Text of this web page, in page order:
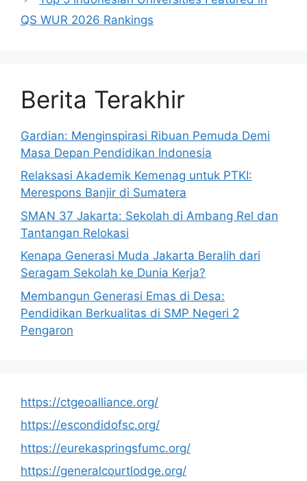
QS WUR 2026 Rankings
Berita Terakhir
Gardian: Menginspirasi Ribuan Pemuda Demi
Masa Depan Pendidikan Indonesia
Relaksasi Akademik Kemenag untuk PTKI:
Merespons Banjir di Sumatera
SMAN 37 Jakarta: Sekolah di Ambang Rel dan
Tantangan Relokasi
Kenapa Generasi Muda Jakarta Beralih dari
Seragam Sekolah ke Dunia Kerja?
Membangun Generasi Emas di Desa:
Pendidikan Berkualitas di SMP Negeri 2
Pengaron
https://ctgeoalliance.org/
https://escondidofsc.org/
https://eurekaspringsfumc.org/
https://generalcourtlodge.org/